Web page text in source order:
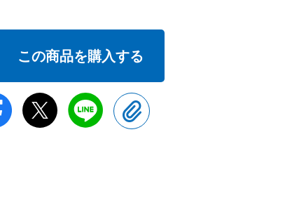
この商品を購入する